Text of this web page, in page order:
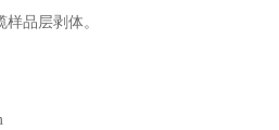
品层剥体。